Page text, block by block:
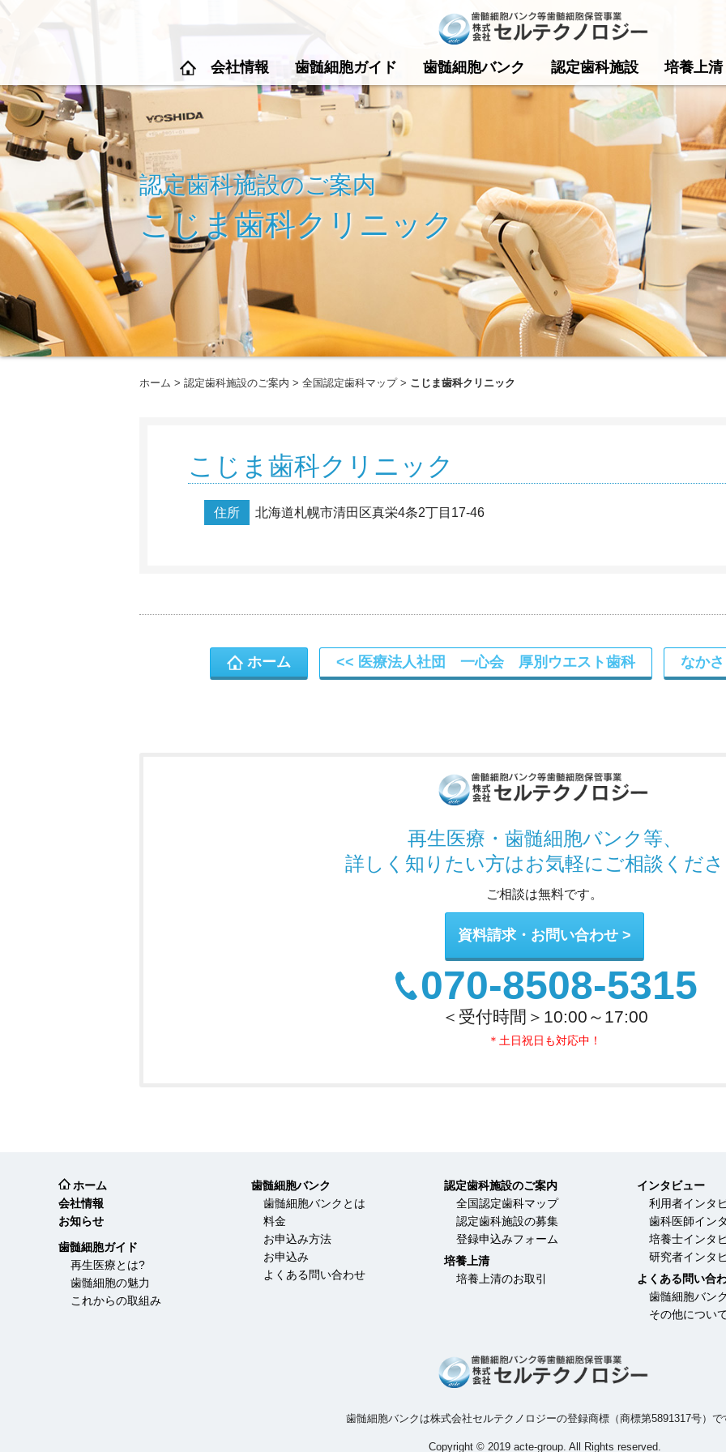
会社情報 歯髄細胞ガイド 歯髄細胞バンク 認定歯科施設 培養上清
認定歯科施設のご案内
こじま歯科クリニック
ホーム 認定歯科施設のご案内 全国認定歯科マップ こじま歯科クリニック
こじま歯科クリニック
住所 北海道札幌市清田区真栄4条2丁目17-46
ホーム 医療法人社団 一心会 厚別ウエスト歯科 なか
再生医療・歯髄細胞バンク 等、
詳しく知りたい方はお気軽にご相談くだ
ご相談は無料です。
資料請求・お問い合わせ
070-8508-5315
＜受付時間＞10:00～17:00
＊土日祝日も対応中！
ホーム
会社情報
お知らせ
歯髄細胞ガイド
再生医療とは?
歯髄細胞の魅力
これからの取組み
歯髄細胞バンク
歯髄細胞バンクとは
料金
お申込み方法
お申込み
よくある問い合わせ
認定歯科施設のご案内
全国認定歯科マップ
認定歯科施設の募集
登録申込みフォーム
培養上清
培養上清のお取引
インタビュー
利用者インタ
歯科医師イン
培養士インタ
研究者インタ
よくある問い合
歯髄細胞バン
その他につい
歯髄細胞バンクは株式会社セルテクノロジーの登録商標（商標第5891317号）で
Copyright © 2019 acte-group. All Rights reserved.